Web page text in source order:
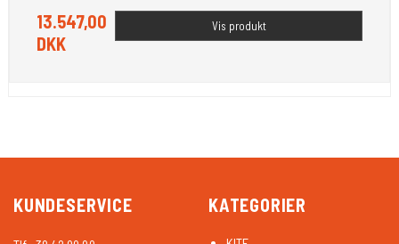
13.547,00
DKK
Vis produkt
KUNDESERVICE KATEGORIER